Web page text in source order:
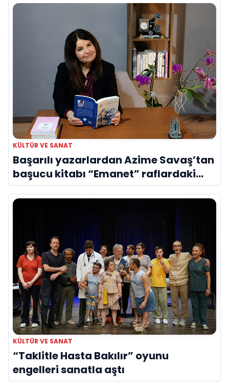
KÜLTÜR VE SANAT
Başarılı yazarlardan Azime Savaş’tan
başucu kitabı “Emanet” raflardaki
yerini aldı
KÜLTÜR VE SANAT
“Taklitle Hasta Bakılır” oyunu
engelleri sanatla aştı